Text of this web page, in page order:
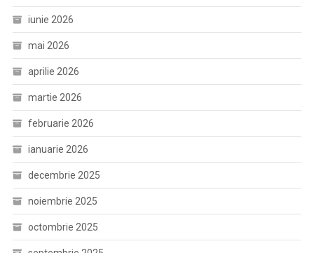
iunie 2026
mai 2026
aprilie 2026
martie 2026
februarie 2026
ianuarie 2026
decembrie 2025
noiembrie 2025
octombrie 2025